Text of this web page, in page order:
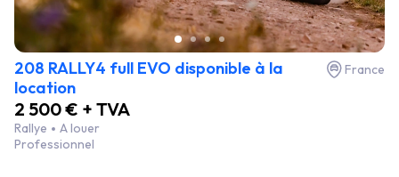
208 RALLY4 full EVO disponible à la
location
France
2 500 € + TVA
Rallye
A louer
Professionnel